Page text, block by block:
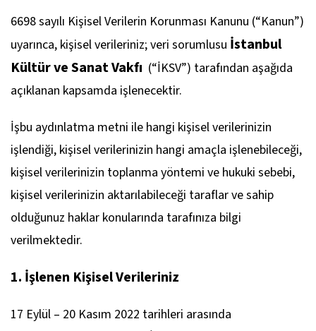
6698 sayılı Kişisel Verilerin Korunması Kanunu (“Kanun”)
uyarınca, kişisel verileriniz; veri sorumlusu İstanbul
Kültür ve Sanat Vakfı (“İKSV”) tarafından aşağıda
açıklanan kapsamda işlenecektir.
İşbu aydınlatma metni ile hangi kişisel verilerinizin
işlendiği, kişisel verilerinizin hangi amaçla işlenebileceği,
kişisel verilerinizin toplanma yöntemi ve hukuki sebebi,
kişisel verilerinizin aktarılabileceği taraflar ve sahip
olduğunuz haklar konularında tarafınıza bilgi
verilmektedir.
1. İşlenen Kişisel Verileriniz
17 Eylül – 20 Kasım 2022 tarihleri arasında